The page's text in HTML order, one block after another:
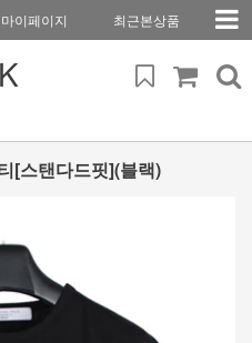
마이페이지 최근본상품
[스탠다드핏](블랙)